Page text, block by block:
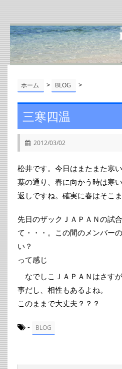
ホーム > BLOG >
三寒四温
2012/03/02
松井です。今日はまたまた寒
葉の通り、春に向かう時は寒
返しですね。確実に春はそこ
先日のザックＪＡＰＡＮの試
て・・・。この間のメンバー
い？
って感じ
なでしこＪＡＰＡＮはさす
事だし、相性もあるよね。
このままで大丈夫？？？
- BLOG